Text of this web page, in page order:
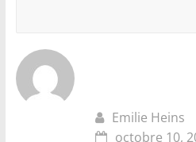
Emilie Heins
octobre 10,